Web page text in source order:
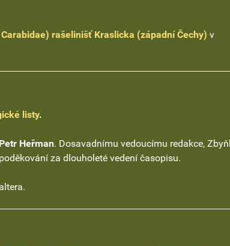
rašelinišť Kraslicka (západní Čechy) v
listy.
Petr Heřman. Dosavadnímu vedoucímu redakce,
za dlouholeté vedení časopisu.